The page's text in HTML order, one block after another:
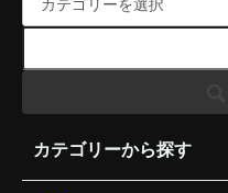
カテゴリーから探す